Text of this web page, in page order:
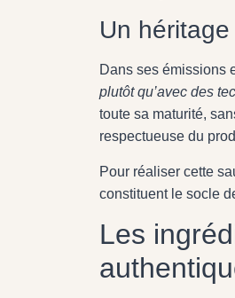
Un
Dans ses émissions
plutôt qu’avec des
toute sa maturité,
respectueuse du
Pour réaliser cette
constituent le socle
Les